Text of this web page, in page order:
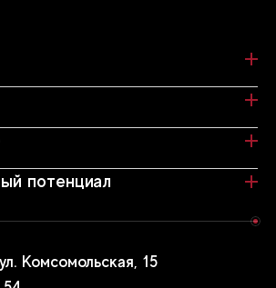
потенциал
Комсомольская, 15